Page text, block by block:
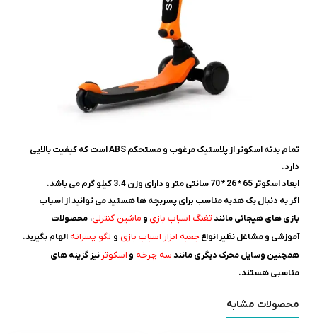
تمام بدنه اسکوتر از پلاستیک مرغوب و مستحکم ABS است که کیفیت بالایی
دارد.
ابعاد اسکوتر 65 * 26 * 70 سانتی متر و دارای وزن 3.4 کیلو گرم می باشد.
اگر به دنبال یک هدیه مناسب برای پسربچه ها هستید می توانید از اسباب
بازی های هیجانی مانندتفنگ اسباب بازی و ماشین کنترلی، محصولات
آموزشی و مشاغل نظیر انواع جعبه ابزار اسباب بازی و لگو پسرانه الهام بگیرید.
همچنین وسایل محرک دیگری مانندسه چرخه و اسکوتر نیز گزینه های
مناسبی هستند.
محصولات مشابه